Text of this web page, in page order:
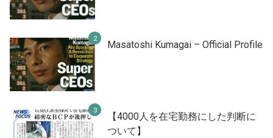
Masatoshi Kumagai – Official Profile
【4000人を在宅勤務にした判断に
ついて】